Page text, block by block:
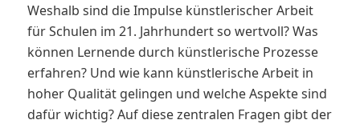
Weshalb sind die Impulse künstlerischer Arbeit
für Schulen im 21. Jahrhundert so wertvoll? Was
können Lernende durch künstlerische Prozesse
erfahren? Und wie kann künstlerische Arbeit in
hoher Qualität gelingen und welche Aspekte sind
dafür wichtig? Auf diese zentralen Fragen gibt der